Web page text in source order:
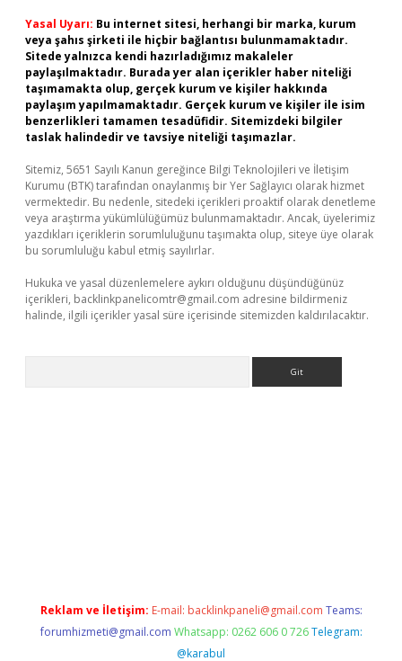
Yasal Uyarı: Bu internet sitesi, herhangi bir marka, kurum
veya şahıs şirketi ile hiçbir bağlantısı bulunmamaktadır.
Sitede yalnızca kendi hazırladığımız makaleler
paylaşılmaktadır. Burada yer alan içerikler haber niteliği
taşımamakta olup, gerçek kurum ve kişiler hakkında
paylaşım yapılmamaktadır. Gerçek kurum ve kişiler ile isim
benzerlikleri tamamen tesadüfidir. Sitemizdeki bilgiler
taslak halindedir ve tavsiye niteliği taşımazlar.
Sitemiz, 5651 Sayılı Kanun gereğince Bilgi Teknolojileri ve İletişim
Kurumu (BTK) tarafından onaylanmış bir Yer Sağlayıcı olarak hizmet
vermektedir. Bu nedenle, sitedeki içerikleri proaktif olarak denetleme
veya araştırma yükümlülüğümüz bulunmamaktadır. Ancak, üyelerimiz
yazdıkları içeriklerin sorumluluğunu taşımakta olup, siteye üye olarak
bu sorumluluğu kabul etmiş sayılırlar.
Hukuka ve yasal düzenlemelere aykırı olduğunu düşündüğünüz
içerikleri, backlinkpanelicomtr@gmail.com adresine bildirmeniz
halinde, ilgili içerikler yasal süre içerisinde sitemizden kaldırılacaktır.
Reklam ve İletişim: E-mail: backlinkpaneli@gmail.com Teams:
forumhizmeti@gmail.com Whatsapp: 0262 606 0 726 Telegram:
@karabul